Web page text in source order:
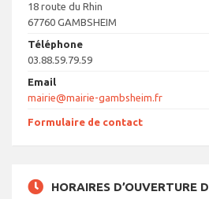
18 route du Rhin
67760 GAMBSHEIM
Téléphone
03.88.59.79.59
Email
mairie@mairie-gambsheim.fr
Formulaire de contact
HORAIRES D’OUVERTURE